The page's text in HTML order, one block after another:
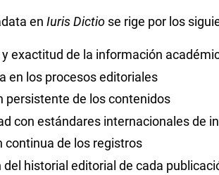
en Iuris Dictio se rige por los
y exactitud de la información
en los procesos editoriales
persistente de los contenidos
con estándares internacionales de
continua de los registros
del historial editorial de cada